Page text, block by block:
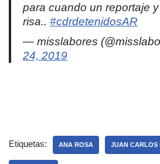
para cuando un reportaje
risa.. #cdrdetenidosAR
— misslabores
24, 2019
Etiquetas: ANA ROSA JUAN CARLOS